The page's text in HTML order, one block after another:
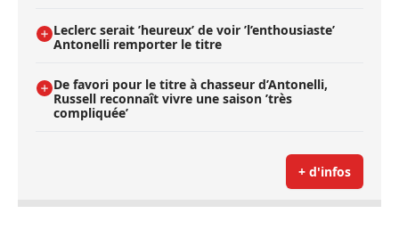
Leclerc serait ’heureux’ de voir ’l’enthousiaste’
Antonelli remporter le titre
De favori pour le titre à chasseur d’Antonelli,
Russell reconnaît vivre une saison ’très
compliquée’
+ d'infos